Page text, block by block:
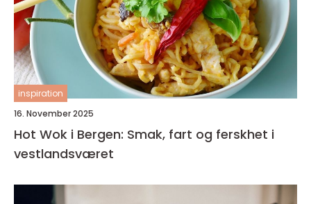
inspiration
16. November 2025
Hot Wok i Bergen: Smak, fart og ferskhet i
vestlandsværet